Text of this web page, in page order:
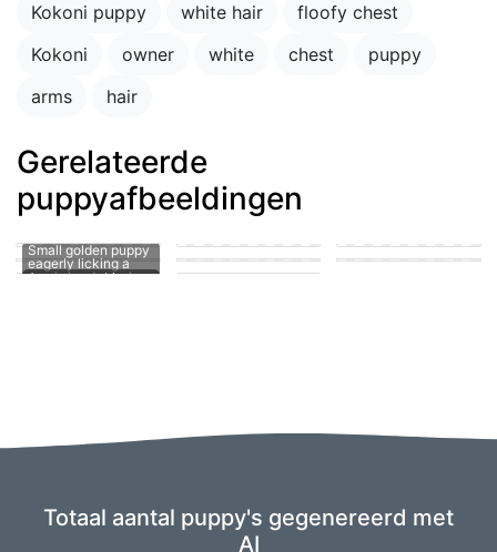
Kokoni puppy white hair
floofy chest
Kokoni
owner white chest
puppy
arms
hair
Gerelateerde
puppyafbeeldingen
puppy in the park
playing with other
suck
cute puppy getting
his knot sucked
Small golden puppy
eagerly licking a
man's hard member
A puppy sucking on
a man's penis
Puppy fucking a girl
Totaal aantal puppy's gegenereerd met
AI